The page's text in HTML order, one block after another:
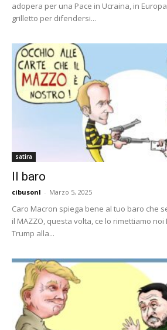
adopera per una Pace in Ucraina, in
grilletto per difendersi...
satira
Il baro
cibusonl - Marzo 5, 2025
Caro Macron spiega bene al tuo baro che
il MAZZO, questa volta, ce lo rimettiamo noi
Trump alla...